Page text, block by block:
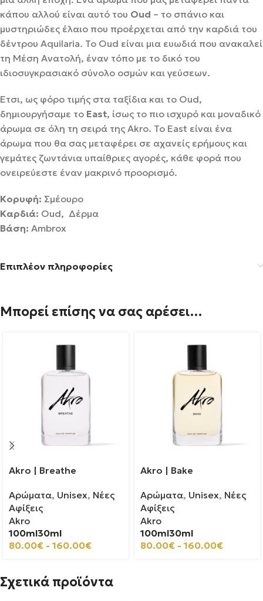
κάπου αλλού είναι αυτό του Oud – το σπάνιο και
μυστηριώδες έλαιο που προέρχεται από την καρδιά του
δέντρου Aquilaria. Το Oud είναι μια ευωδιά που ανακαλεί
τη Μέση Ανατολή, έναν τόπο με το δικό του
ιδιοσυγκρασιακό σύνολο οσμών και γεύσεων.
Έτσι, ως φόρο τιμής στα ταξίδια και το Oud,
δημιουργήσαμε το East, ίσως το πιο ισχυρό και μοναδικό
άρωμα σε όλη τη σειρά της Akro. Το East είναι ένα
άρωμα που θα σας μεταφέρει σε αχανείς ερήμους και
γεμάτες ζωντάνια υπαίθριες αγορές, κάθε φορά που
ονειρεύεστε έναν μακρινό προορισμό.
Κορυφή: Σμέουρο
Καρδιά: Oud, Δέρμα
Βάση: Ambrox
Επιπλέον πληροφορίες
Μπορεί επίσης να σας αρέσει…
Akro | Breathe
Αρώματα, Unisex, Νέες
Αφίξεις
Akro
100ml30ml
80.00€ - 160.00€
Akro | Bake
Αρώματα, Unisex, Νέες
Αφίξεις
Akro
100ml30ml
80.00€ - 160.00€
Σχετικά προϊόντα